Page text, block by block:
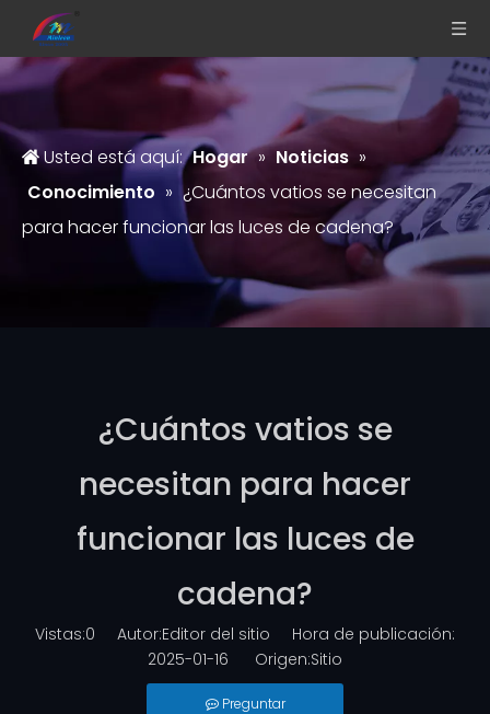
Usted está aquí: Hogar » Noticias »
Conocimiento » ¿Cuántos vatios se necesitan
para hacer funcionar las luces de cadena?
¿Cuántos vatios se
necesitan para hacer
funcionar las luces de
cadena?
Vistas:0 Autor:Editor del sitio Hora de publicación:
2025-01-16 Origen:Sitio
Preguntar